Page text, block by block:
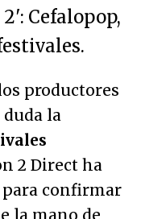
Cefalopop,
productores
la
2 Direct ha
para confirmar
la mano de